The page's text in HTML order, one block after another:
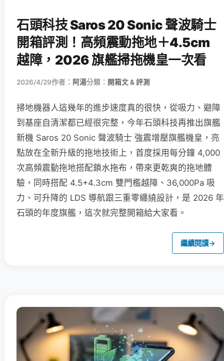
石頭科技 Saros 20 Sonic 聲波騎士
開箱評測！高頻震動拖地＋4.5cm
越障，2026 旗艦掃拖機皇一次看
2026/4/29作者： 阿湯分類： 開箱文 & 評測
掃地機器人這幾年的進步速度真的很快，從吸力、避障
到基座自清潔都已經很完整，今年石頭科技再推出旗艦
新機 Saros 20 Sonic 聲波騎士 強震增壓旗艦機皇，亮
點放在全新升級的拖地技術上，首度採用每分鐘 4,000
次高頻震動拖地搭配鎖水拖布，帶來更乾爽的拖地體
驗，同時搭配 4.5+4.3cm 雙門檻越障、36,000Pa 吸
力、可升降的 LDS 導航跟三重零纏繞設計，是 2026 年
石頭的年度旗艦，這次就完整開箱給大家看。
繼續閱讀→